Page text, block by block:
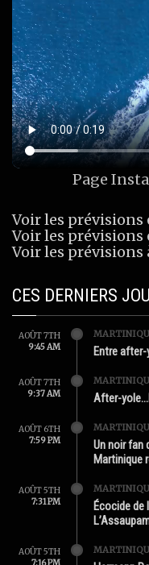
Page
Voir les prévisions
Voir les
Voir les prévisions
CES DERNIERS
AOÛT 7TH
9:45 AM
Entre
AOÛT 7TH
9:37 AM
After-
AOÛT 6TH
7:59 PM
Un noir fan
Martinique
AOÛT 5TH
7:31 PM
Écocide de
AOÛT 5TH